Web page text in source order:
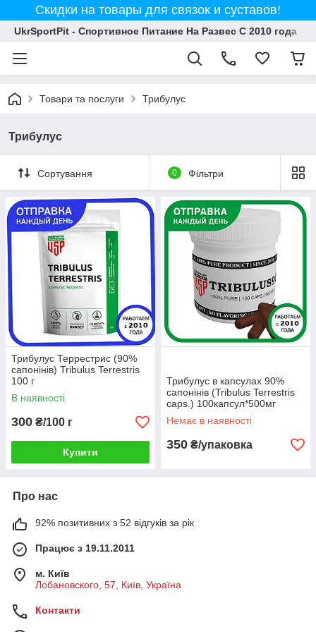
Скидки на товары для связок и суставов!
UkrSportPit - Спортивное Питание На Развес С 2010 года
Товари та послуги Трибулус
Трибулус
Сортування 0 Фільтри
Трибулус Террестрис (90%
сапонінів) Tribulus Terrestris
100 г
В наявності
300 ₴/100 г
Купити
Трибулус в капсулах 90%
сапонінів (Tribulus Terrestris
caps.) 100капсул*500мг
Немає в наявності
350 ₴/упаковка
Про нас
92% позитивних з 52 відгуків за рік
Працює з 19.11.2011
м. Київ
Лобановского, 57, Київ, Україна
Контакти